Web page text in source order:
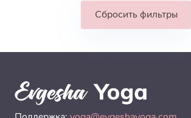
Сбросить фильтры